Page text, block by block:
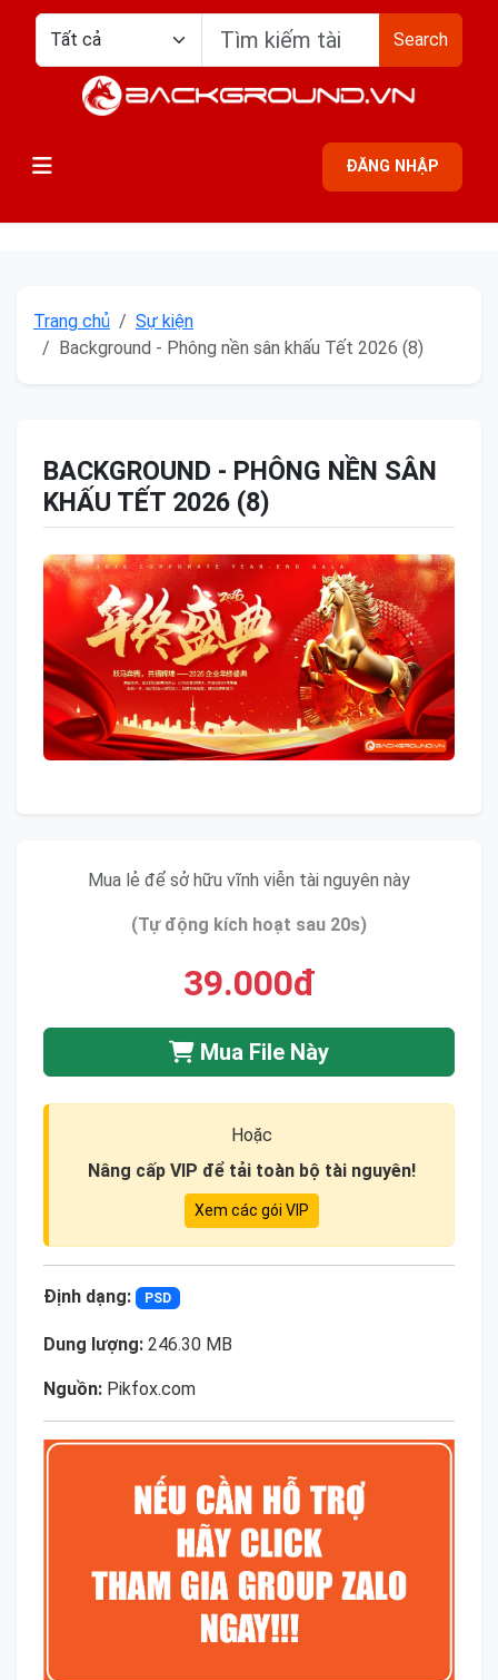
Search
ĐĂNG NHẬP
Trang chủ
Sự kiện
Background - Phông nền sân khấu Tết 2026 (8)
BACKGROUND - PHÔNG NỀN SÂN
KHẤU TẾT 2026 (8)
Mua lẻ để sở hữu vĩnh viễn tài nguyên này
(Tự động kích hoạt sau 20s)
39.000đ
Mua File Này
Hoặc
Nâng cấp VIP để tải toàn bộ tài nguyên!
Xem các gói VIP
Định dạng: PSD
Dung lượng: 246.30 MB
Nguồn: Pikfox.com